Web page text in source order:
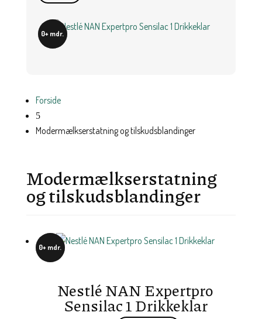
0+ mdr.
Forside
5
Modermælkserstatning og tilskudsblandinger
Modermælkserstatning
og tilskudsblandinger
0+ mdr.
Nestlé NAN Expertpro
Sensilac 1 Drikkeklar